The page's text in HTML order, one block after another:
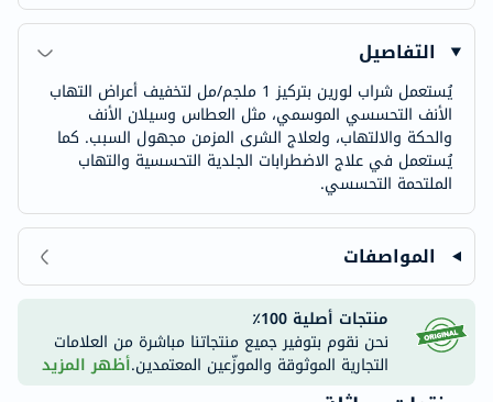
التفاصيل
يُستعمل شراب لورين بتركيز 1 ملجم/مل لتخفيف أعراض التهاب
الأنف التحسسي الموسمي، مثل العطاس وسيلان الأنف
والحكة والالتهاب، ولعلاج الشرى المزمن مجهول السبب. كما
يُستعمل في علاج الاضطرابات الجلدية التحسسية والتهاب
الملتحمة التحسسي.
المواصفات
منتجات أصلية 100٪
نحن نقوم بتوفير جميع منتجاتنا مباشرة من العلامات
التجارية الموثوقة والموزّعين المعتمدين.أظهر المزيد